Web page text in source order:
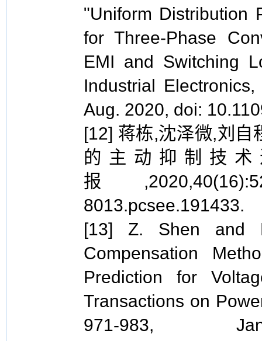
"Uniform Distribution
for Three-Phase
EMI and Switching
Industrial
Aug. 2020, doi:
[12] 蒋栋,沈泽微,刘自
的主动抑制技
报
8013.pcsee.191433.
[13] Z. Shen and
Compensation
Prediction for
Transactions on
971-983,